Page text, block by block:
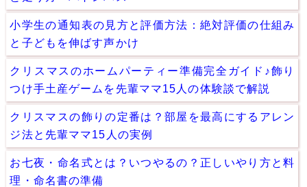
小学生の通知表の見方と評価方法：絶対評価の仕組み
と子どもを伸ばす声かけ
クリスマスのホームパーティー準備完全ガイド♪飾り
つけ手土産ゲームを先輩ママ15人の体験談で解説
クリスマスの飾りの定番は？部屋を最高にするアレン
ジ法と先輩ママ15人の実例
お七夜・命名式とは？いつやるの？正しいやり方と料
理・命名書の準備